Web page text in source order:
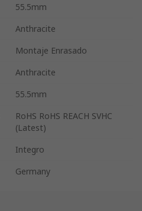
55.5mm
Anthracite
Montaje Enrasado
Anthracite
55.5mm
RoHS RoHS REACH SVHC
(Latest)
Integro
Germany